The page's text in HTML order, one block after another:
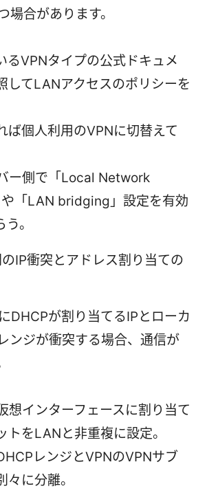
場合があります。
るVPNタイプの公式ドキュメ
してLANアクセスのポリシーを
ば個人利用のVPNに切替えて
ー側で「Local Network
「LAN bridging」設定を有効
。
IP衝突とアドレス割り当ての
DHCPが割り当てるIPとローカ
ンジが衝突する場合、通信が
想インターフェースに割り当て
トをLANと非重複に設定。
レンジとVPNのVPNサブ
々に分離。